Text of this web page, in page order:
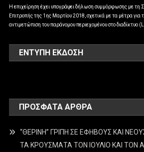
Η επιχείρηση έχει υπογράψει δήλωση συμμόρφωσης με
Επιτροπής της 1ης Μαρτίου 2018, σχετικά με τα μέτρα για
αντιμετώπιση του παράνομου περιεχομένου στο διαδίκτυο
ΕΝΤΥΠΗ ΕΚΔΟΣΗ
ΠΡΌΣΦΑΤΑ ΆΡΘΡΑ
“ΘΕΡΙΝΗ” ΓΡΙΠΗ ΣΕ ΕΦΗΒΟΥΣ ΚΑΙ
ΤΑ ΚΡΟΥΣΜΑΤΑ ΤΟΝ ΙΟΥΛΙΟ ΚΑΙ ΤΟΝ